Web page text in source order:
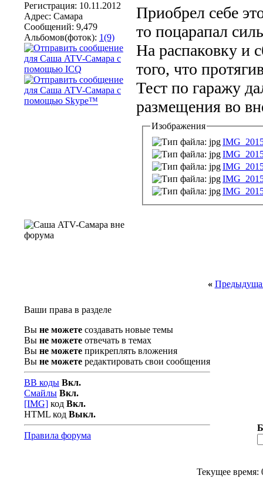
Регистрация: 10.11.2012
Адрес: Самара
Сообщений: 9,479
Альбомов(фоток): 1(9)
Приобрел себе
то поцарапал
На распаковку и
того, что
Тест по гаражу
размещения во
Изображения
«
Ваши права в разделе
Вы не можете создавать новые темы
Вы не можете отвечать в темах
Вы не можете прикреплять вложения
Вы не можете редактировать свои сообщения
BB коды Вкл.
Смайлы Вкл.
[IMG] код Вкл.
HTML код Выкл.
Правила форума
Текущее время: